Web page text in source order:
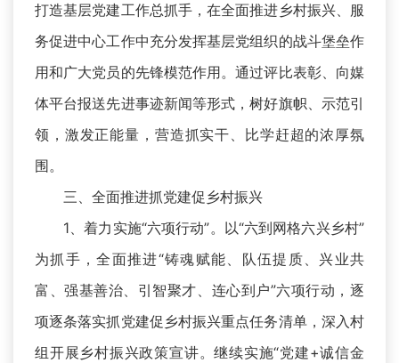
打造基层党建工作总抓手，在全面推进乡村振兴、服
务促进中心工作中充分发挥基层党组织的战斗堡垒作
用和广大党员的先锋模范作用。通过评比表彰、向媒
体平台报送先进事迹新闻等形式，树好旗帜、示范引
领，激发正能量，营造抓实干、比学赶超的浓厚氛
围。
三、全面推进抓党建促乡村振兴
1、着力实施“六项行动”。以“六到网格六兴乡村”
为抓手，全面推进“铸魂赋能、队伍提质、兴业共
富、强基善治、引智聚才、连心到户”六项行动，逐
项逐条落实抓党建促乡村振兴重点任务清单，深入村
组开展乡村振兴政策宣讲。继续实施“党建+诚信金